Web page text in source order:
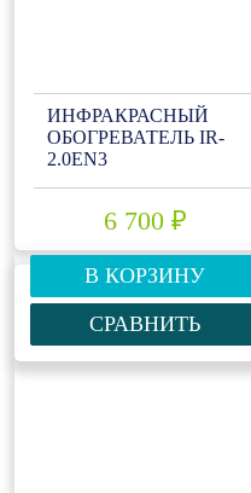
ИНФРАКРАСНЫЙ
ОБОГРЕВАТЕЛЬ IR-
2.0EN3
6 700 ₽
В КОРЗИНУ
СРАВНИТЬ